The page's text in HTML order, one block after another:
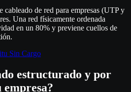
cableado de red para empresas (UTP y
Una red físicamente ordenada
en un 80% y previene cuellos de
Sin Cargo
estructurado y por
empresa?